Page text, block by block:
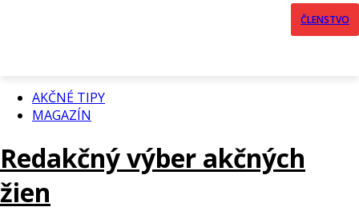
ČLENSTVO
AKČNÉ TIPY
MAGAZÍN
Redakčný výber akčných
žien